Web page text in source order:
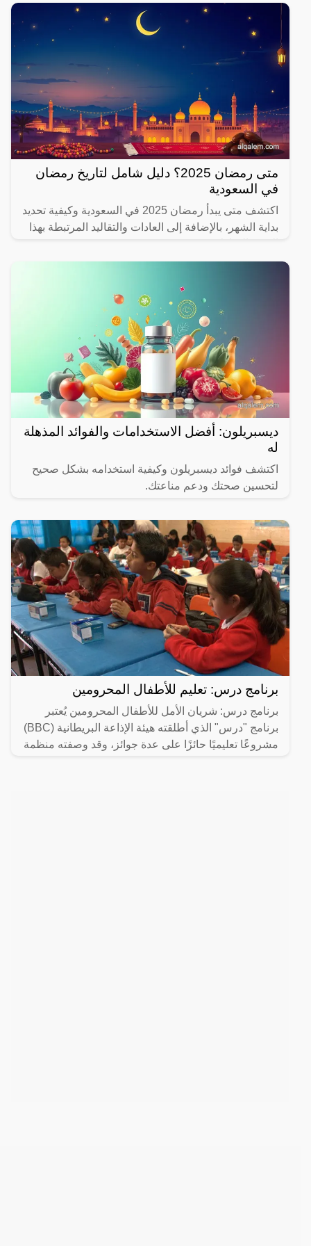
متى رمضان 2025؟ دليل شامل لتاريخ رمضان
في السعودية
اكتشف متى يبدأ رمضان 2025 في السعودية وكيفية تحديد
بداية الشهر، بالإضافة إلى العادات والتقاليد المرتبطة بهذا
ديسبريلون: أفضل الاستخدامات والفوائد المذهلة
له
اكتشف فوائد ديسبريلون وكيفية استخدامه بشكل صحيح
لتحسين صحتك ودعم مناعتك.
برنامج درس: تعليم للأطفال المحرومين
برنامج درس: شريان الأمل للأطفال المحرومين يُعتبر
برنامج "درس" الذي أطلقته هيئة الإذاعة البريطانية (BBC)
مشروعًا تعليميًا حائزًا على عدة جوائز، وقد وصفته منظمة